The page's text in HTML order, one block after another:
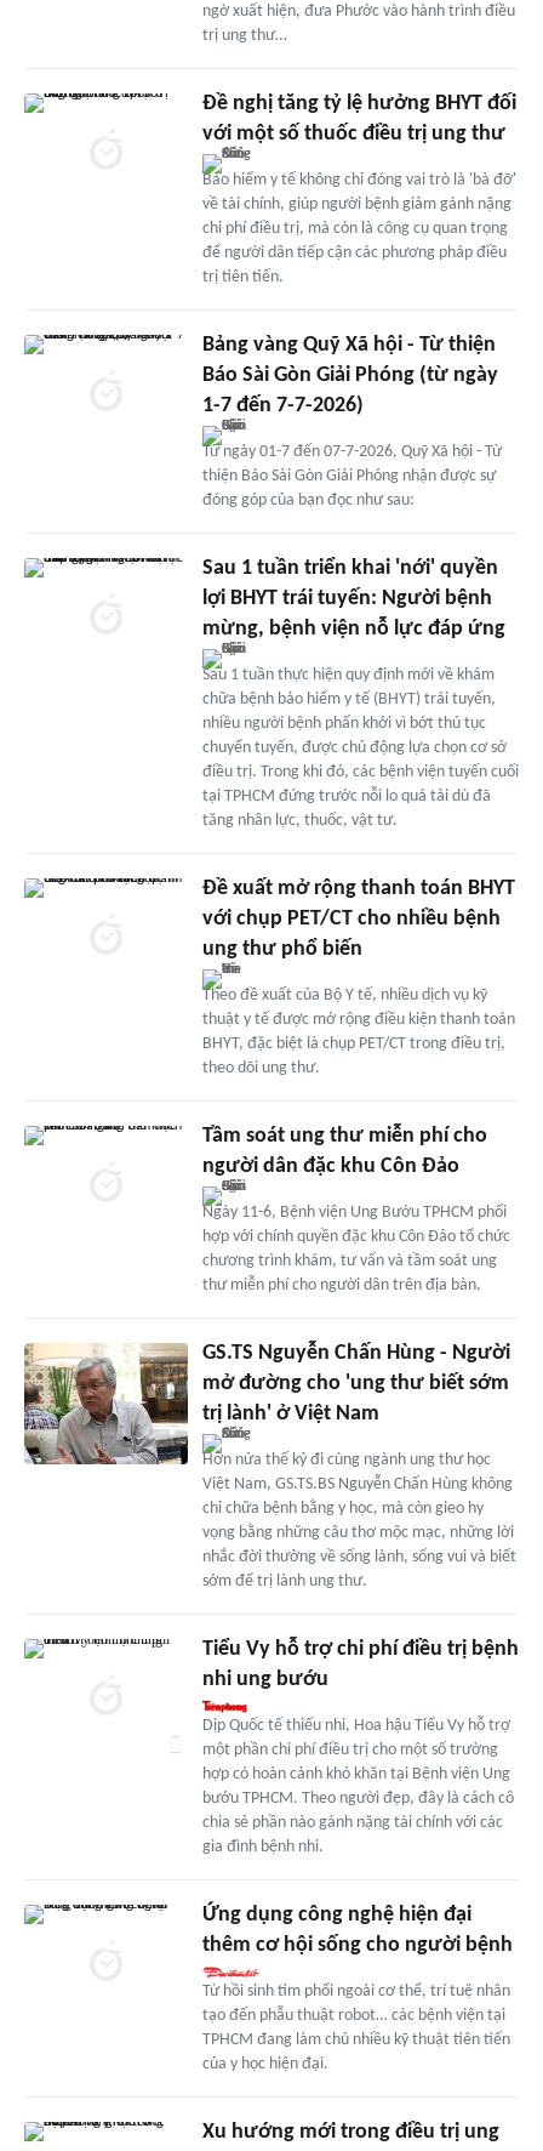
ngờ xuất hiện, đưa Phước vào hành trình điều
trị ung thư…
Đề nghị tăng tỷ lệ hưởng BHYT đối
với một số thuốc điều trị ung thư
Bảo hiểm y tế không chỉ đóng vai trò là 'bà đỡ'
về tài chính, giúp người bệnh giảm gánh nặng
chi phí điều trị, mà còn là công cụ quan trọng
để người dân tiếp cận các phương pháp điều
trị tiên tiến.
Bảng vàng Quỹ Xã hội - Từ thiện
Báo Sài Gòn Giải Phóng (từ ngày
1-7 đến 7-7-2026)
Từ ngày 01-7 đến 07-7-2026, Quỹ Xã hội - Từ
thiện Báo Sài Gòn Giải Phóng nhận được sự
đóng góp của bạn đọc như sau:
Sau 1 tuần triển khai 'nới' quyền
lợi BHYT trái tuyến: Người bệnh
mừng, bệnh viện nỗ lực đáp ứng
Sau 1 tuần thực hiện quy định mới về khám
chữa bệnh bảo hiểm y tế (BHYT) trái tuyến,
nhiều người bệnh phấn khởi vì bớt thủ tục
chuyển tuyến, được chủ động lựa chọn cơ sở
điều trị. Trong khi đó, các bệnh viện tuyến cuối
tại TPHCM đứng trước nỗi lo quá tải dù đã
tăng nhân lực, thuốc, vật tư.
Đề xuất mở rộng thanh toán BHYT
với chụp PET/CT cho nhiều bệnh
ung thư phổ biến
Theo đề xuất của Bộ Y tế, nhiều dịch vụ kỹ
thuật y tế được mở rộng điều kiện thanh toán
BHYT, đặc biệt là chụp PET/CT trong điều trị,
theo dõi ung thư.
Tầm soát ung thư miễn phí cho
người dân đặc khu Côn Đảo
Ngày 11-6, Bệnh viện Ung Bướu TPHCM phối
hợp với chính quyền đặc khu Côn Đảo tổ chức
chương trình khám, tư vấn và tầm soát ung
thư miễn phí cho người dân trên địa bàn.
GS.TS Nguyễn Chấn Hùng - Người
mở đường cho 'ung thư biết sớm
trị lành' ở Việt Nam
Hơn nửa thế kỷ đi cùng ngành ung thư học
Việt Nam, GS.TS.BS Nguyễn Chấn Hùng không
chỉ chữa bệnh bằng y học, mà còn gieo hy
vọng bằng những câu thơ mộc mạc, những lời
nhắc đời thường về sống lành, sống vui và biết
sớm để trị lành ung thư.
Tiểu Vy hỗ trợ chi phí điều trị bệnh
nhi ung bướu
Dịp Quốc tế thiếu nhi, Hoa hậu Tiểu Vy hỗ trợ
một phần chi phí điều trị cho một số trường
hợp có hoàn cảnh khó khăn tại Bệnh viện Ung
bướu TPHCM. Theo người đẹp, đây là cách cô
chia sẻ phần nào gánh nặng tài chính với các
gia đình bệnh nhi.
Ứng dụng công nghệ hiện đại
thêm cơ hội sống cho người bệnh
Từ hồi sinh tim phổi ngoài cơ thể, trí tuệ nhân
tạo đến phẫu thuật robot… các bệnh viện tại
TPHCM đang làm chủ nhiều kỹ thuật tiên tiến
của y học hiện đại.
Xu hướng mới trong điều trị ung